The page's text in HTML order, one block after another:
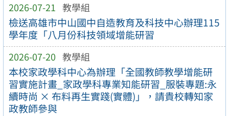
2026-07-21 教學組
檢送高雄市中山國中自造教育及科技中心辦理115
學年度「八月份科技領域增能研習
2026-07-20 教學組
本校家政學科中心為辦理「全國教師教學增能研
習實施計畫_家政學科專業知能研習_服裝專題:永
續時尚 × 布料再生實踐(實體)」，請貴校轉知家
政教師參與